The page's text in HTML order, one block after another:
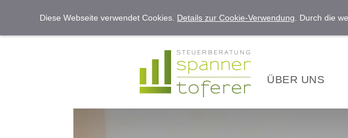
Diese Webseite verwendet Cookies. Details zur Cookie-Verwendung . Durch die
ÜBER UNS